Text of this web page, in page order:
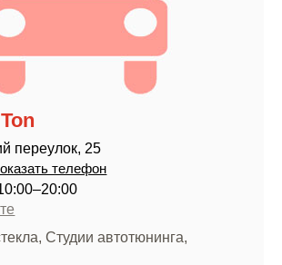
переулок, 25
телефон
Студии автотюнинга,